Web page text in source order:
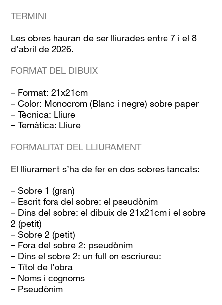
TERMINI
Les obres hauran de ser lliurades entre 7 i el 8
d’abril de 2026.
FORMAT DEL DIBUIX
– Format: 21x21cm
– Color: Monocrom (Blanc i negre) sobre paper
– Tècnica: Lliure
– Temàtica: Lliure
FORMALITAT DEL LLIURAMENT
El lliurament s’ha de fer en dos sobres tancats:
– Sobre 1 (gran)
– Escrit fora del sobre: el pseudònim
– Dins del sobre: el dibuix de 21x21cm i el sobre
2 (petit)
– Sobre 2 (petit)
– Fora del sobre 2: pseudònim
– Dins el sobre 2: un full on escriureu:
– Títol de l’obra
– Noms i cognoms
– Pseudònim